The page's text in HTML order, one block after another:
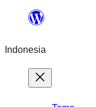
Lewati
konten
Indonesia